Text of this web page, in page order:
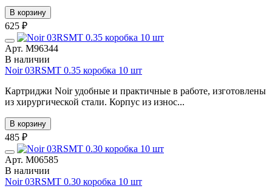
В корзину
625 ₽
Арт. М96344
В наличии
Noir 03RSMT 0.35 коробка 10 шт
Картриджи Noir удобные и практичные в работе, изготовлены
из хирургической стали. Корпус из износ...
В корзину
485 ₽
Арт. М06585
В наличии
Noir 03RSMT 0.30 коробка 10 шт